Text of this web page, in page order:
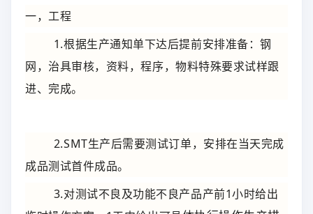
一，工程
1.根据生产通知单下达后提前安排准备：钢
网，治具审核，资料，程序，物料特殊要求试样跟
进、完成。
2.SMT生产后需要测试订单，安排在当天完成
成品测试首件成品。
3.对测试不良及功能不良产品产前1小时给出